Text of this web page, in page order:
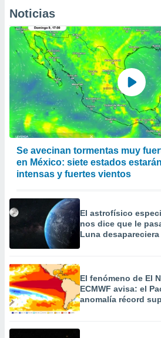
Noticias
Se avecinan tormentas muy
en México: siete estados
intensas y fuertes vientos
El astrofísico
nos dice que le
Luna desapareciera
El fenómeno de El
ECMWF avisa: el
anomalía récord